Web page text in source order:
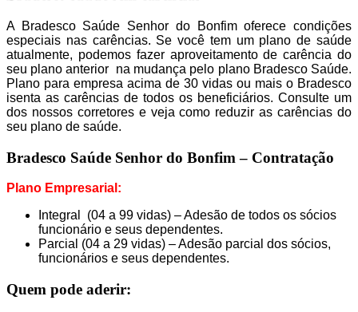
CEP: 48970000
( 74)3541-3225
Especialidades:PEDIATRIA
Cadastro Atualizado Em:08/09/2014
A Bradesco Saúde Senhor do Bonfim oferece condições
especiais nas carências. Se você tem um plano de saúde
atualmente, podemos fazer aproveitamento de carência do
seu plano anterior na mudança pelo plano Bradesco Saúde.
Plano para empresa acima de 30 vidas ou mais o Bradesco
isenta as carências de todos os beneficiários. Consulte um
dos nossos corretores e veja como reduzir as carências do
seu plano de saúde.
Bradesco Saúde Senhor do Bonfim – Contratação
Plano Empresarial:
Integral (04 a 99 vidas) – Adesão de todos os sócios
funcionário e seus dependentes.
Parcial (04 a 29 vidas) – Adesão parcial dos sócios,
funcionários e seus dependentes.
Quem pode aderir: